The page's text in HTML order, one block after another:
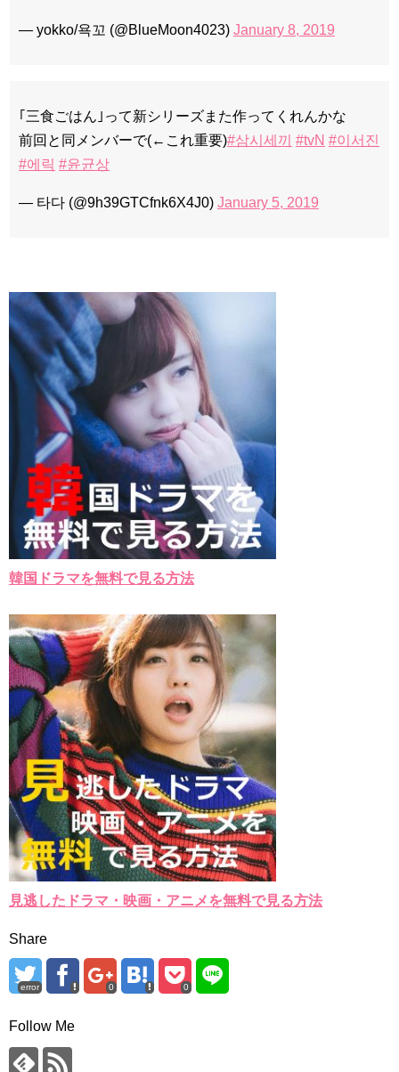
— yokko/욕꼬 (@BlueMoon4023) January 8, 2019
｢三食ごはん｣って新シリーズまた作ってくれんかな
前回と同メンバーで(←これ重要)#삼시세끼 #tvN #이서진
#에릭 #윤균상
— 타다 (@9h39GTCfnk6X4J0) January 5, 2019
韓国ドラマを無料で見る方法
見逃したドラマ・映画・アニメを無料で見る方法
Share
error 0 0
Follow Me